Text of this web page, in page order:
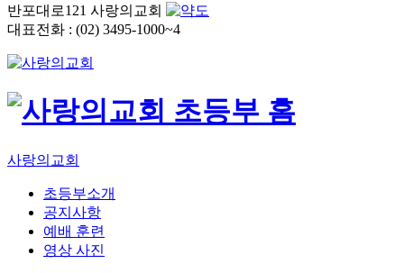
반포대로121 사랑의교회
대표전화 : (02) 3495-1000~4
사랑의교회
초등부소개
공지사항
예배 훈련
영상 사진